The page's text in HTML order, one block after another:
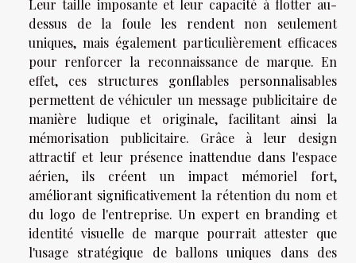
Leur taille imposante et leur capacité à flotter au-
dessus de la foule les rendent non seulement
uniques, mais également particulièrement efficaces
pour renforcer la reconnaissance de marque. En
effet, ces structures gonflables personnalisables
permettent de véhiculer un message publicitaire de
manière ludique et originale, facilitant ainsi la
mémorisation publicitaire. Grâce à leur design
attractif et leur présence inattendue dans l'espace
aérien, ils créent un impact mémoriel fort,
améliorant significativement la rétention du nom et
du logo de l'entreprise. Un expert en branding et
identité visuelle de marque pourrait attester que
l'usage stratégique de ballons uniques dans des